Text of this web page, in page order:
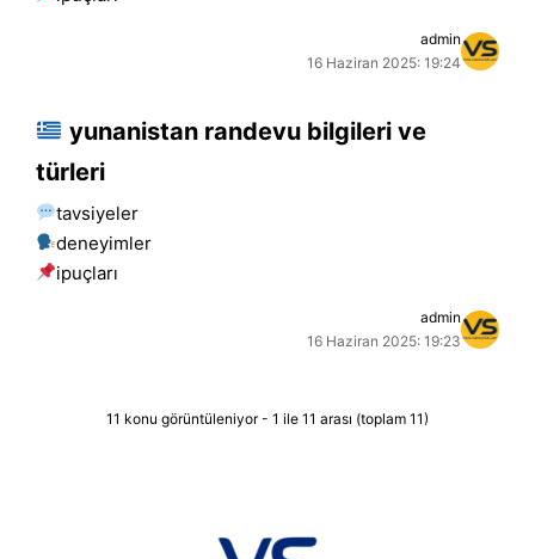
admin
16 Haziran 2025: 19:24
yunanistan randevu bilgileri ve
türleri
tavsiyeler
deneyimler
i̇puçları
admin
16 Haziran 2025: 19:23
11 konu görüntüleniyor - 1 ile 11 arası (toplam 11)